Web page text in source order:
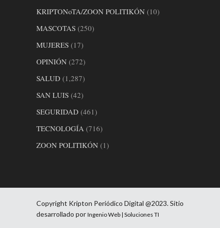
KRIPTONoTA/ZOON POLITIKÓN (10)
MASCOTAS (250)
MUJERES (17)
OPINIÓN (272)
SALUD (1,287)
SAN LUIS (42)
SEGURIDAD (461)
TECNOLOGÍA (716)
ZOON POLITIKÓN (1)
Copyright Kripton Periódico Digital @2023. Sitio
desarrollado por Ingenio Web | Soluciones TI